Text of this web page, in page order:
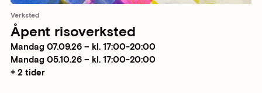
Verksted
Åpent risoverksted
Mandag 07.09.26 – kl. 17:00-20:00
Mandag 05.10.26 – kl. 17:00-20:00
+ 2 tider